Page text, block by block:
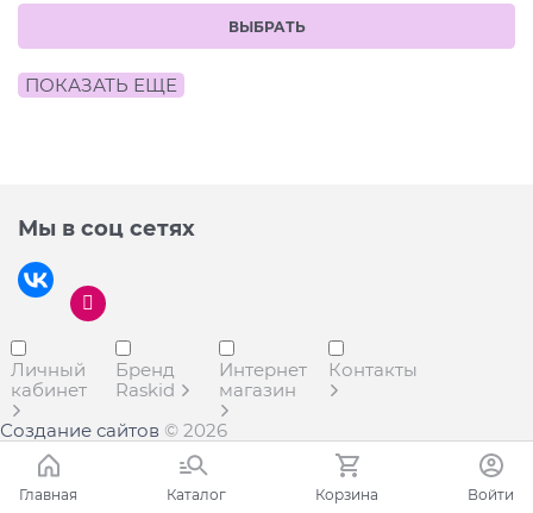
ВЫБРАТЬ
ПОКАЗАТЬ ЕЩЕ
Мы в соц сетях
Личный
кабинет
Бренд
Raskid
Интернет
магазин
Контакты
Создание сайтов © 2026
Главная Каталог Корзина Войти